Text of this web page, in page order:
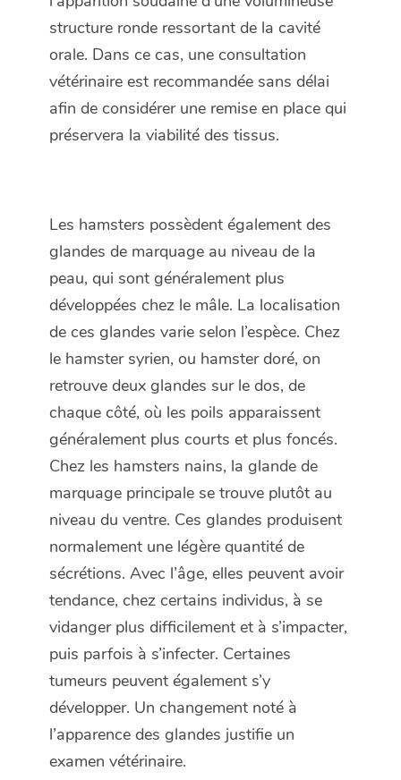
structure ronde ressortant de la cavité
orale. Dans ce cas, une consultation
vétérinaire est recommandée sans délai
afin de considérer une remise en place qui
préservera la viabilité des tissus.
Les hamsters possèdent également des
glandes de marquage au niveau de la
peau, qui sont généralement plus
développées chez le mâle. La localisation
de ces glandes varie selon l’espèce. Chez
le hamster syrien, ou hamster doré, on
retrouve deux glandes sur le dos, de
chaque côté, où les poils apparaissent
généralement plus courts et plus foncés.
Chez les hamsters nains, la glande de
marquage principale se trouve plutôt au
niveau du ventre. Ces glandes produisent
normalement une légère quantité de
sécrétions. Avec l’âge, elles peuvent avoir
tendance, chez certains individus, à se
vidanger plus difficilement et à s’impacter,
puis parfois à s’infecter. Certaines
tumeurs peuvent également s’y
développer. Un changement noté à
l’apparence des glandes justifie un
examen vétérinaire.